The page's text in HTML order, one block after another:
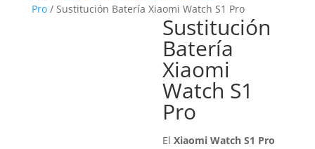
Pro/ Sustitución Batería Xiaomi Watch S1 Pro
Sustitución
Batería
Xiaomi
Watch S1
Pro
ElXiaomi Watch S1 Pro